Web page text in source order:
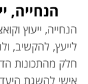
הנחייה,
הנחייה, ייעוץ
לייעץ, להקשיב,
חלק מהתכונות
אישי להשגת